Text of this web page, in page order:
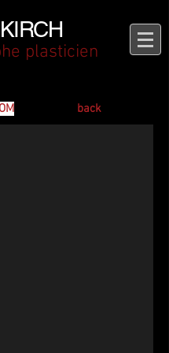
KIRCH
plasticien
back
de l'asphalte aux rêve-Expo